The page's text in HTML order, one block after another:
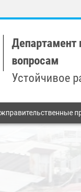
Департамент
вопросам
Устойчивое